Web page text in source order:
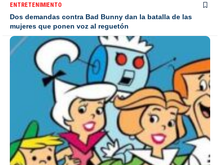
ENTRETENIMIENTO
Dos demandas contra Bad Bunny dan la batalla de las
mujeres que ponen voz al reguetón